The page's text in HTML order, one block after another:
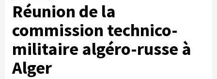
Réunion de la
commission technico-
militaire algéro-russe à
Alger